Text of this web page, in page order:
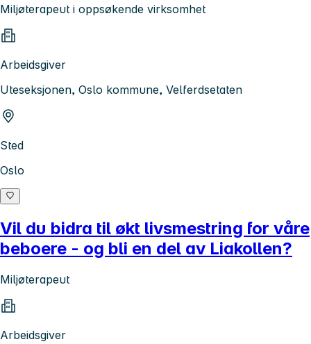
Miljøterapeut i oppsøkende virksomhet
Arbeidsgiver
Uteseksjonen, Oslo kommune, Velferdsetaten
Sted
Oslo
Vil du bidra til økt livsmestring for våre
beboere - og bli en del av Liakollen?
Miljøterapeut
Arbeidsgiver